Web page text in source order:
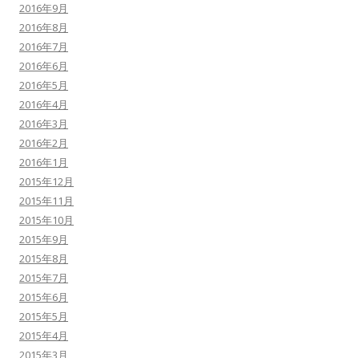
2016年9月
2016年8月
2016年7月
2016年6月
2016年5月
2016年4月
2016年3月
2016年2月
2016年1月
2015年12月
2015年11月
2015年10月
2015年9月
2015年8月
2015年7月
2015年6月
2015年5月
2015年4月
2015年3月